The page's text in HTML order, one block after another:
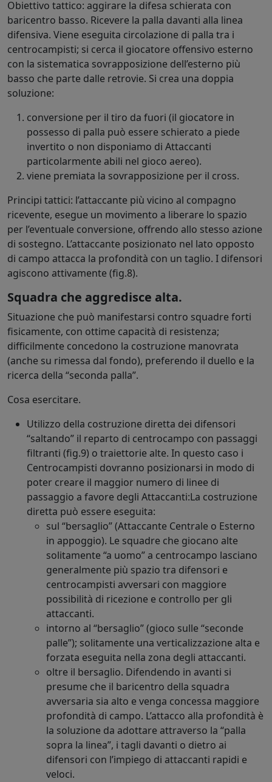
Obiettivo tattico: aggirare la difesa schierata con
baricentro basso. Ricevere la palla davanti alla linea
difensiva. Viene eseguita circolazione di palla tra i
centrocampisti; si cerca il giocatore offensivo esterno
con la sistematica sovrapposizione dell’esterno più
basso che parte dalle retrovie. Si crea una doppia
soluzione:
conversione per il tiro da fuori (il giocatore in
possesso di palla può essere schierato a piede
invertito o non disponiamo di Attaccanti
particolarmente abili nel gioco aereo).
viene premiata la sovrapposizione per il cross.
Principi tattici: l’attaccante più vicino al compagno
ricevente, esegue un movimento a liberare lo spazio
per l’eventuale conversione, offrendo allo stesso azione
di sostegno. L’attaccante posizionato nel lato opposto
di campo attacca la profondità con un taglio. I difensori
agiscono attivamente (fig.8).
Squadra che aggredisce alta.
Situazione che può manifestarsi contro squadre forti
fisicamente, con ottime capacità di resistenza;
difficilmente concedono la costruzione manovrata
(anche su rimessa dal fondo), preferendo il duello e la
ricerca della “seconda palla”.
Cosa esercitare.
Utilizzo della costruzione diretta dei difensori
“saltando” il reparto di centrocampo con passaggi
filtranti (fig.9) o traiettorie alte. In questo caso i
Centrocampisti dovranno posizionarsi in modo di
poter creare il maggior numero di linee di
passaggio a favore degli Attaccanti:La costruzione
diretta può essere eseguita:
sul “bersaglio” (Attaccante Centrale o Esterno
in appoggio). Le squadre che giocano alte
solitamente “a uomo” a centrocampo lasciano
generalmente più spazio tra difensori e
centrocampisti avversari con maggiore
possibilità di ricezione e controllo per gli
attaccanti.
intorno al “bersaglio” (gioco sulle “seconde
palle”); solitamente una verticalizzazione alta e
forzata eseguita nella zona degli attaccanti.
oltre il bersaglio. Difendendo in avanti si
presume che il baricentro della squadra
avversaria sia alto e venga concessa maggiore
profondità di campo. L’attacco alla profondità è
la soluzione da adottare attraverso la “palla
sopra la linea”, i tagli davanti o dietro ai
difensori con l’impiego di attaccanti rapidi e
veloci.